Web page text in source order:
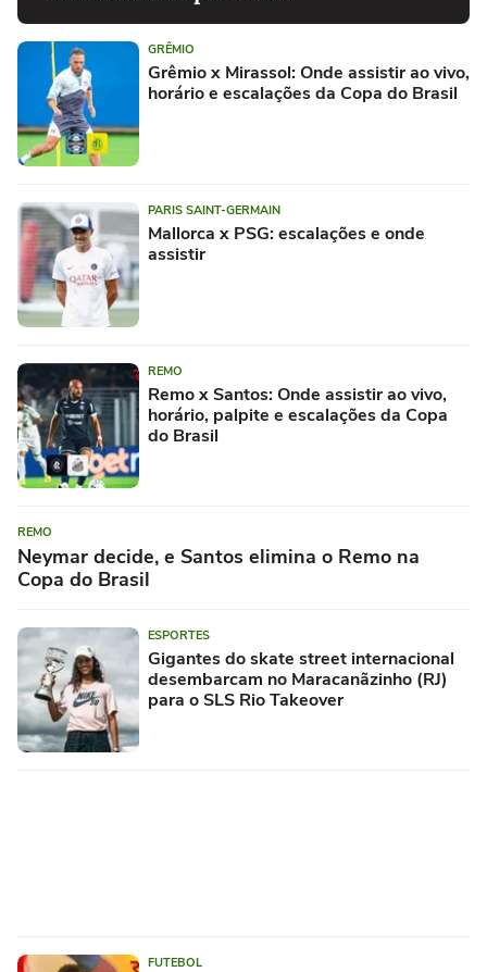
GRÊMIO
Grêmio x Mirassol: Onde assistir ao vivo,
horário e escalações da Copa do Brasil
PARIS SAINT-GERMAIN
Mallorca x PSG: escalações e onde
assistir
REMO
Remo x Santos: Onde assistir ao vivo,
horário, palpite e escalações da Copa
do Brasil
REMO
Neymar decide, e Santos elimina o Remo na
Copa do Brasil
ESPORTES
Gigantes do skate street internacional
desembarcam no Maracanãzinho (RJ)
para o SLS Rio Takeover
FUTEBOL